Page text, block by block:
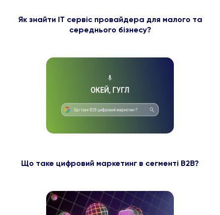
Як знайти ІТ сервіс провайдера для малого та
середнього бізнесу?
Що таке цифровий маркетинг в сегменті B2B?